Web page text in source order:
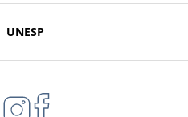
UNESP